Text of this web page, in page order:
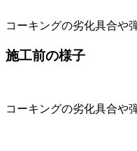
コーキングの劣化具合や
施工前の様子
コーキングの劣化具合や